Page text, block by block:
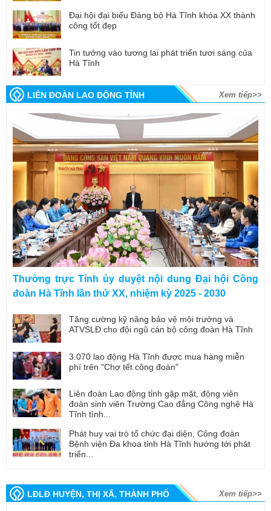
Đại hội đại biểu Đảng bộ Hà Tĩnh khóa XX thành
công tốt đẹp
Tin tưởng vào tương lai phát triển tươi sáng của
Hà Tĩnh
LIÊN ĐOÀN LAO ĐỘNG TỈNH Xem tiếp>>
Thường trực Tỉnh ủy duyệt nội dung Đại hội Công
đoàn Hà Tĩnh lần thứ XX, nhiệm kỳ 2025 - 2030
Tăng cường kỹ năng bảo vệ môi trường và
ATVSLĐ cho đội ngũ cán bộ công đoàn Hà Tĩnh
3.070 lao động Hà Tĩnh được mua hàng miễn
phí trên "Chợ tết công đoàn"
Liên đoàn Lao động tỉnh gặp mặt, động viên
đoàn sinh viên Trường Cao đẳng Công nghệ Hà
Tĩnh tình...
Phát huy vai trò tổ chức đại diện, Công đoàn
Bệnh viện Đa khoa tỉnh Hà Tĩnh hướng tới phát
triển...
LĐLĐ HUYỆN, THỊ XÃ, THÀNH PHỐ Xem tiếp>>